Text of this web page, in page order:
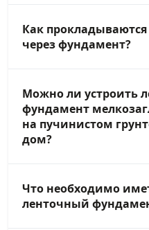
Как
через фундамент?
Можно ли устроить
фундамент
на пучинистом
дом?
Что необходимо
ленточный